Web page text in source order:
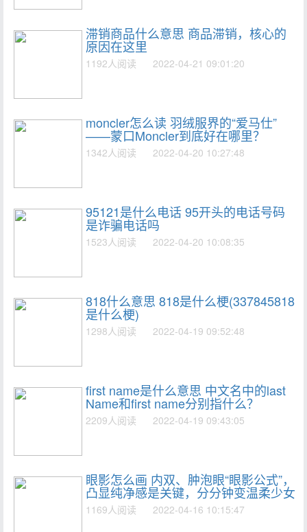
滞销商品什么意思 商品滞销，核心的
原因在这里
1192人阅读 2022-04-21 09:01:20
moncler怎么读 羽绒服界的“爱马仕”
——蒙口Moncler到底好在哪里？
1342人阅读 2022-04-20 10:27:48
95121是什么电话 95开头的电话号码
是诈骗电话吗
1523人阅读 2022-04-20 10:08:35
818什么意思 818是什么梗(337845818
是什么梗)
1298人阅读 2022-04-19 09:52:48
first name是什么意思 中文名中的last
Name和first name分别指什么？
2209人阅读 2022-04-19 09:43:05
眼影怎么画 内双、肿泡眼“眼影公式”，
凸显纯净感是关键，分分钟变温柔少女
1169人阅读 2022-04-16 10:15:47